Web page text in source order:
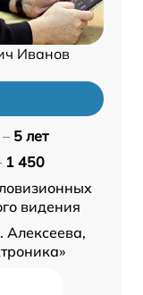
Иванов
5 лет
1 450
видения
Алексеева,